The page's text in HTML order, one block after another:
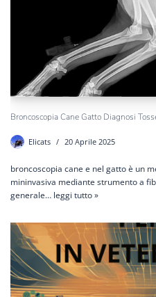
Broncoscopia Cane Gatto Diagnosi
Elicats 20 Aprile 2025
broncoscopia cane e nel gatto è un
mininvasiva mediante strumento a
generale… leggi tutto »